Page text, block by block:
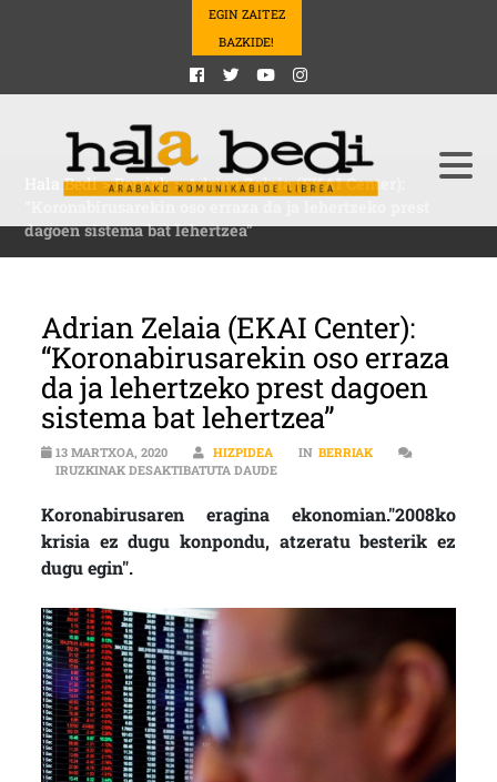
EGIN ZAITEZ
BAZKIDE!
Hala Bedi>Berriak>Adrian Zelaia (EKAI Center):
dagoen sistema bat lehertzea”
Adrian Zelaia (EKAI Center):
“Koronabirusarekin oso erraza
da ja lehertzeko prest dagoen
sistema bat lehertzea”
13 MARTXOA, 2020 HIZPIDEA IN BERRIAK
IRUZKINAK DESAKTIBATUTA DAUDEADRIAN ZELAIA (EKAI CENTER):
Koronabirusaren eragina ekonomian."2008ko
krisia ez dugu konpondu, atzeratu besterik ez
dugu egin".